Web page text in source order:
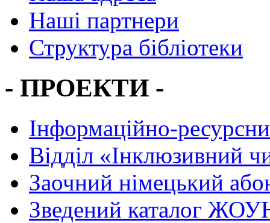
Наші партнери
Структура бібліотеки
- ПРОЕКТИ -
Інформаційно-
Вiддiл «Інклюзивний
Заочний німецький
Зведений каталог